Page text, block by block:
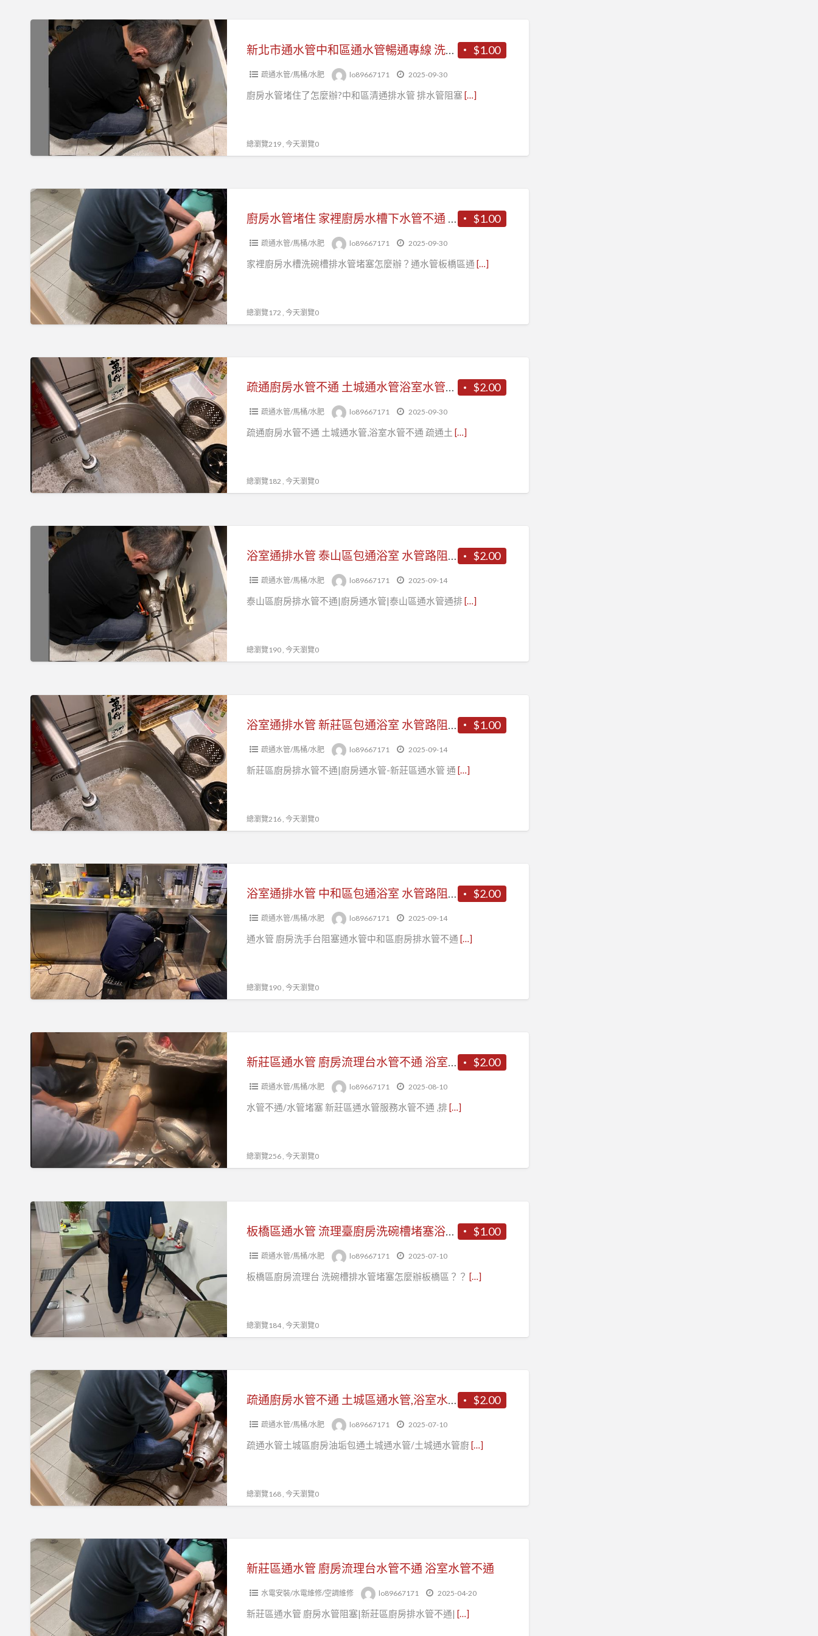
排
水
不
浴
室
水
管
不
通
區
水
暢
通
專
線
洗
碗
槽
水
管
堵
塞
怎
麼
$1.00
新北市通水管中和區通水管暢通專線 洗碗槽排水管堵塞怎麼辦？
疏通水管/馬桶/水肥 lo89667171 2025-09-30
廚房水管堵住了怎麼辦?中和區清通排水管 排水管阻塞 […]
總瀏覽219 , 今天瀏覽0
廚
房
水
管
堵
住
家
裡
廚
水
槽
下
水
管
不
浴
室
管
$1.00
廚房水管堵住 家裡廚房水槽下水管不通 浴室水管堵塞 板橋區通水管
疏通水管/馬桶/水肥 lo89667171 2025-09-30
家裡廚房水槽洗碗槽排水管堵塞怎麼辦？通水管板橋區通 […]
總瀏覽172 , 今天瀏覽0
疏
通
廚
房
水
管
通
土
通
通
通
土
城
區
阻
塞
房
洗
堵
塞
$2.00
疏通廚房水管不通 土城通水管浴室水管不通 疏通土城區阻塞廚房洗碗槽堵塞
疏通水管/馬桶/水肥 lo89667171 2025-09-30
疏通廚房水管不通 土城通水管,浴室水管不通 疏通土 […]
總瀏覽182 , 今天瀏覽0
區
通
浴
室
水
管
路
塞
洗
槽
排
水
管
塞
怎
麼
辦？
$2.00
浴室通排水管 泰山區包通浴室 水管路阻塞 洗碗槽排水管堵塞怎麼辦？
疏通水管/馬桶/水肥 lo89667171 2025-09-14
泰山區廚房排水管不通|廚房通水管|泰山區通水管通排 […]
總瀏覽190 , 今天瀏覽0
浴
室
通
排
水
管
莊
區
通
浴
室
水
管
路
阻
塞
洗
槽
水
管
堵
怎
麼
辦？
$1.00
浴室通排水管 新莊區包通浴室 水管路阻塞 洗碗槽排水管堵塞怎麼辦？
疏通水管/馬桶/水肥 lo89667171 2025-09-14
新莊區廚房排水管不通|廚房通水管-新莊區通水管 通 […]
總瀏覽216 , 今天瀏覽0
浴
室
通
水
管
中
和
區
通
室
水
管
阻
洗
槽
排
水
管
堵
塞
怎
麼
辦？
$2.00
浴室通排水管 中和區包通浴室 水管路阻塞 洗碗槽排水管堵塞怎麼辦？
疏通水管/馬桶/水肥 lo89667171 2025-09-14
通水管 廚房洗手台阻塞通水管中和區廚房排水管不通 […]
總瀏覽190 , 今天瀏覽0
區
通
水
廚
流
台
水
不
通
浴
室
水
管
通
$2.00
新莊區通水管 廚房流理台水管不通 浴室水管不通
疏通水管/馬桶/水肥 lo89667171 2025-08-10
水管不通/水管堵塞 新莊區通水管服務水管不通 ,排 […]
總瀏覽256 , 今天瀏覽0
板
橋
通
水
管
流
理
臺
房
碗
槽
堵
塞
浴
室
排
不
通
$1.00
板橋區通水管 流理臺廚房洗碗槽堵塞浴室排水不通
疏通水管/馬桶/水肥 lo89667171 2025-07-10
板橋區廚房流理台 洗碗槽排水管堵塞怎麼辦板橋區？？ […]
總瀏覽184 , 今天瀏覽0
疏
通
廚
房
水
管
不
通
土
區
水
管,
浴
室
$2.00
疏通廚房水管不通 土城區通水管,浴室水管不通 疏通土城區阻塞
疏通水管/馬桶/水肥 lo89667171 2025-07-10
疏通水管土城區廚房油垢包通土城通水管/土城通水管廚[…]
總瀏覽168 , 今天瀏覽0
新
莊
區
通
水
管
新莊區通水管 廚房流理台水管不通 浴室水管不通
水電安裝/水電維修/空調維修 lo89667171 2025-04-20
新莊區通水管 廚房水管阻塞|新莊區廚房排水管不通| […]